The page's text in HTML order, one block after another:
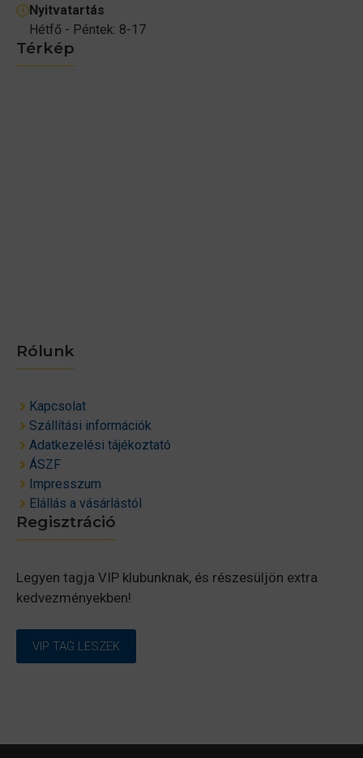
Térkép
Rólunk
Kapcsolat
Szállítási információk
Adatkezelési tájékoztató
ÁSZF
Impresszum
Elállás a vásárlástól
Nyitvatartás
Hétfő - Péntek: 8-17
Regisztráció
Legyen tagja VIP klubunknak, és részesüljön extra
kedvezményekben!
VIP TAG LESZEK